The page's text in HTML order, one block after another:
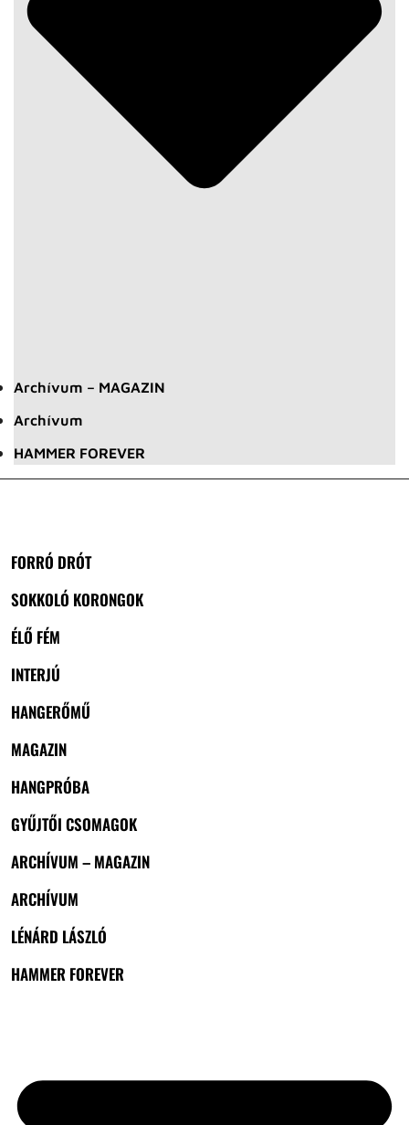
Archívum – MAGAZIN
Archívum
HAMMER FOREVER
FORRÓ DRÓT
SOKKOLÓ KORONGOK
ÉLŐ FÉM
INTERJÚ
HANGERŐMŰ
MAGAZIN
HANGPRÓBA
GYŰJTŐI CSOMAGOK
ARCHÍVUM – MAGAZIN
ARCHÍVUM
LÉNÁRD LÁSZLÓ
HAMMER FOREVER